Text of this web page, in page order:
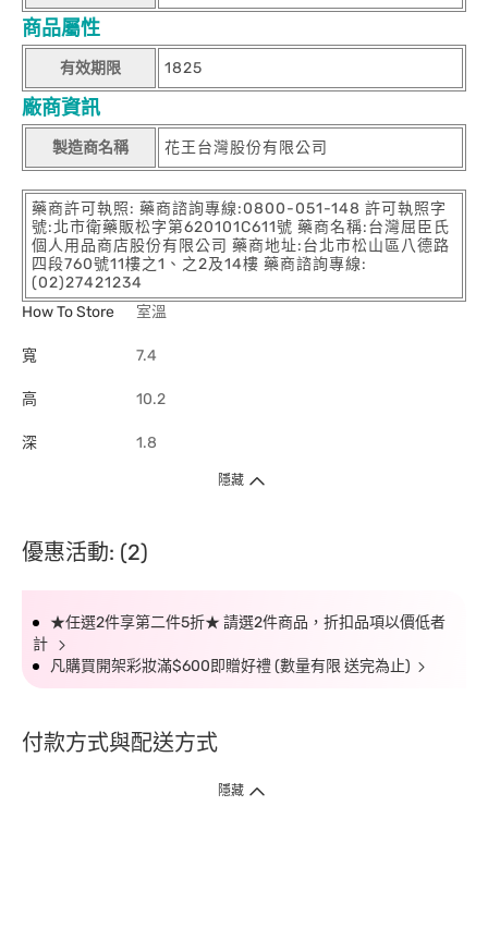
商品屬性
有效期限 1825
廠商資訊
製造商名稱 花王台灣股份有限公司
藥商許可執照: 藥商諮詢專線:0800-051-148 許可執照字
號:北市衛藥販松字第620101C611號 藥商名稱:台灣屈臣氏
個人用品商店股份有限公司 藥商地址:台北市松山區八德路
四段760號11樓之1、之2及14樓 藥商諮詢專線:
(02)27421234
How To Store
室溫
寬 7.4
高 10.2
深 1.8
隱藏
優惠活動: (2)
★任選2件享第二件5折★ 請選2件商品，折扣品項以價低者
計
凡購買開架彩妝滿$600即贈好禮 (數量有限 送完為止)
付款方式與配送方式
隱藏